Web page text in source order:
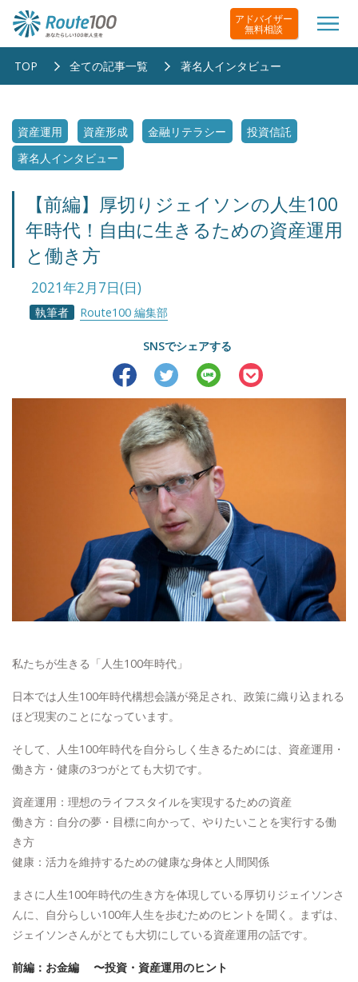
アドバイザー
無料相談
TOP 全ての記事一覧 著名人インタビュー
資産運用 資産形成 金融リテラシー
投資信託
著名人インタビュー
【前編】厚切りジェイソンの人生100
年時代！自由に生きるための資産運用
と働き方
2021年2月7日(日)
執筆者 Route100 編集部
SNSでシェアする
私たちが生きる「人生100年時代」
日本では人生100年時代構想会議が発足され、政策に織り込まれる
ほど現実のことになっています。
そして、人生100年時代を自分らしく生きるためには、資産運用・
働き方・健康の3つがとても大切です。
資産運用：理想のライフスタイルを実現するための資産
働き方：自分の夢・目標に向かって、やりたいことを実行する働
き方
健康：活力を維持するための健康な身体と人間関係
まさに人生100年時代の生き方を体現している厚切りジェイソンさ
んに、自分らしい100年人生を歩むためのヒントを聞く。まずは、
ジェイソンさんがとても大切にしている資産運用の話です。
前編：お金編 〜投資・資産運用のヒント